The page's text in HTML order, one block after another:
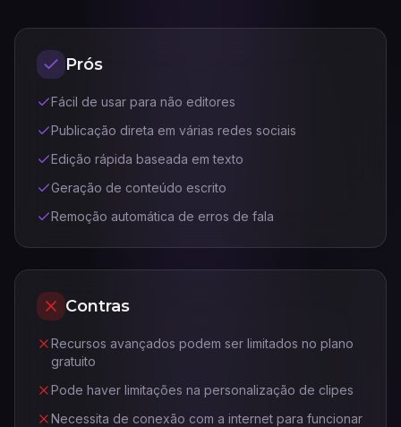
Prós
Fácil de usar para não editores
Publicação direta em várias redes sociais
Edição rápida baseada em texto
Geração de conteúdo escrito
Remoção automática de erros de fala
Contras
Recursos avançados podem ser limitados no plano
gratuito
Pode haver limitações na personalização de clipes
Necessita de conexão com a internet para funcionar